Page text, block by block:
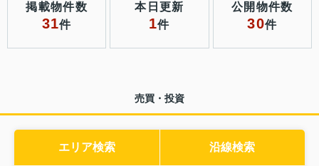
掲載物件数
31件
本日更新
1件
公開物件数
30件
売買・投資
エリア検索 沿線検索